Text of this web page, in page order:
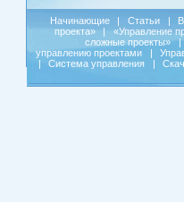
Начинающие | Статьи |
проекта»
| «Управление
сложные проекты»
|
управлению проектами
|
|
Система управления |